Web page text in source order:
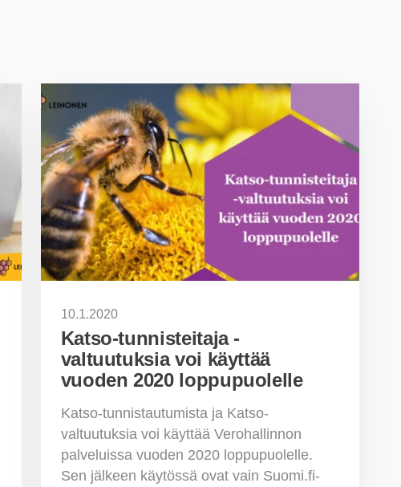
10.1.2020
Katso-tunnisteitaja -
valtuutuksia voi käyttää
vuoden 2020 loppupuolelle
Katso-tunnistautumista ja Katso-
valtuutuksia voi käyttää Verohallinnon
palveluissa vuoden 2020 loppupuolelle.
Sen jälkeen käytössä ovat vain Suomi.fi-